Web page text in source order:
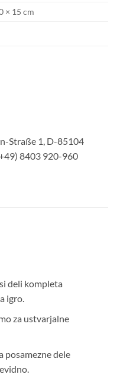
× 15 cm
Straße 1, D-85104
8403 920-960
deli kompleta
igro.
za ustvarjalne
posamezne dele